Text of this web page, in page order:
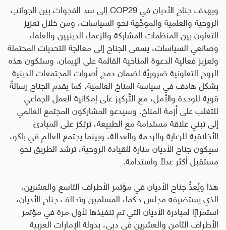
ويهدف جناح الأديان فيCOP29إلى سد الفجوات بين الجوانب
الروحية والعلمية والموجَّهة نحو السياسات، ومن خلال تعزيز
التعاون بين المنظمات المشاركة والزعماء الدينيين والعلماء
وصانعي السياسات، يسعى الجناح إلى معالجة التحديات المحتملة
وتعزيز فعالية الدعوة المناخية القائمة على الإيمان. وستكون هذه
الروح التعاونية ضروريَّة لضمان دمج أصوات المجتمعات الدينية
بشكل هادف في سياسة المناخ العالمية، كما يقدم الجناح رسالةً
قوية للوحدة والأمل، مع التَّركيز على إمكانية العمل الجماعي
للتغلب على أزمة المناخ. وسيدعو المشاركون المجتمع العالمي
إلى تبني علاقة مستدامة مع الطبيعة، ترتكز على المبادئ
الأخلاقية للرعاية والرحمة والعدالة، وبينما يجتمع العالم في باكو،
سيكون جناح الأديان منارة للقيادة الروحية، ترشد الطريق نحو
مستقبل أكثر عدلاً واستدامة.
هذا ويُعدُّ جناح الأديان في مؤتمر الأطراف التاسع والعشرين،
الذي يستضيفه مجلس حكماء المسلمين وتحالف جناح الأديان،
استمرارًا لمبادرة الأديان التي تم تنفيذها لأول مرة في مؤتمر
الأطراف الثامن والعشرين في دبي، بدولة الإمارات العربية